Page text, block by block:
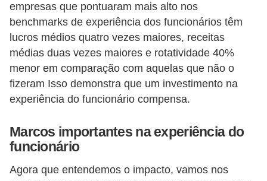
empresas que pontuaram mais alto nos
benchmarks de experiência dos funcionários têm
lucros médios quatro vezes maiores, receitas
médias duas vezes maiores e rotatividade 40%
menor em comparação com aquelas que não o
fizeram Isso demonstra que um investimento na
experiência do funcionário compensa.
Marcos importantes na experiência do
funcionário
Agora que entendemos o impacto, vamos nos
ó
g
i
o
s
d
p
o
n